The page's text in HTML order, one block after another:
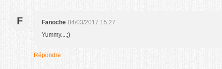
F Fanoche 04/03/2017 15:27
Yummy....;)
Répondre